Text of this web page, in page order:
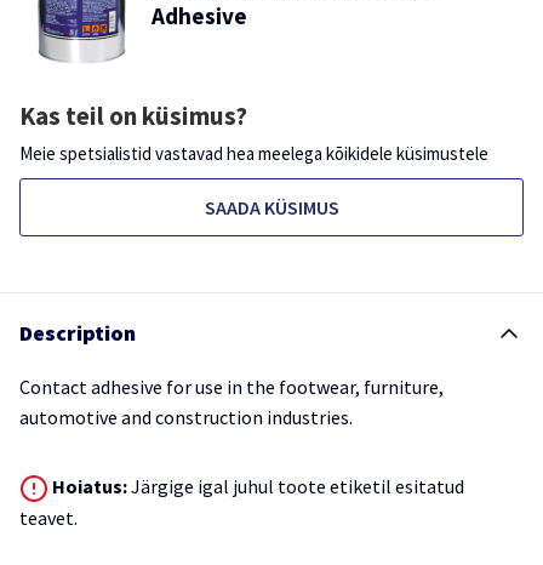
Adhesive
Kas teil on küsimus?
Meie spetsialistid vastavad hea meelega kõikidele küsimustele
SAADA KÜSIMUS
Description
Contact adhesive for use in the footwear, furniture,
automotive and construction industries.
Hoiatus:Järgige igal juhul toote etiketil esitatud
teavet.